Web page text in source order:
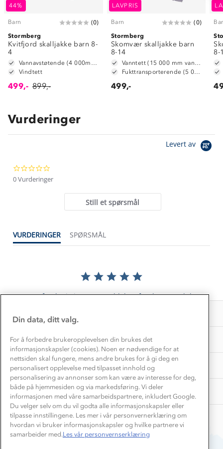
44%
Barn (0)
Stormberg
Kvitfjord skalljakke barn 8-
4
Vindtett
499,- 899,-
LAVPRIS
Barn (0)
Stormberg
Skomvær skalljakke barn
8-14
499,-
8-
Vurderinger
Levert av
star
0 Vurderinger
Still et spørsmål
VURDERINGER SPØRSMÅL
Det er foreløpig ingen anmeldelser for dette produktet.
Kundeservice
Kundeklubb
Bedrift, barnehage og SFO
OM OSS
Klima og miljø
1% til samfunnet
TIPS OG RÅD
Trelagsprinsippet barn
Alt du trenger til Norgesferien
Gravidklær
Vask og vedlikehold
EL-retur
Store størrelser
Turmat oppskrifter
Beredskap
AKTIVITETER
Få turinspirasjon og tips her⛰
Storms turtips🐿️
Leirskole 🥾
Barnehageansatt
Tips til hyttetur
Din data, ditt valg.
For å forbedre brukeropplevelsen din brukes det
informasjonskapsler (cookies). Noen er nødvendige for at
nettsiden skal fungere, mens andre brukes for å gi deg en
personalisert opplevelse med tilpasset innhold og
personalisering av annonser som kan være av interesse for deg,
både på hjemmesiden og via markedsføring. Vi deler
informasjonen med våre samarbeidspartnere, inkludert Google.
Du velger selv om du vil godta alle informasjonskapsler eller
tilpasse innstillingene. Les mer i vår personvernerklæring om
hvordan vi bruker informasjonskapsler og hvilke partnere vi
samarbeider med.Les vår personvernserklæring